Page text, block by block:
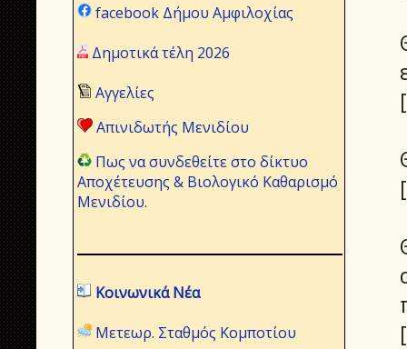
facebook Δήμου Αμφιλοχίας
Δημοτικά τέλη 2026
Αγγελίες
Απινιδωτής Μενιδίου
Πως να συνδεθείτε στο δίκτυο
Αποχέτευσης & Βιολογικό Καθαρισμό
Μενιδίου.
Κοινωνικά Νέα
Μετεωρ. Σταθμός Κομποτίου